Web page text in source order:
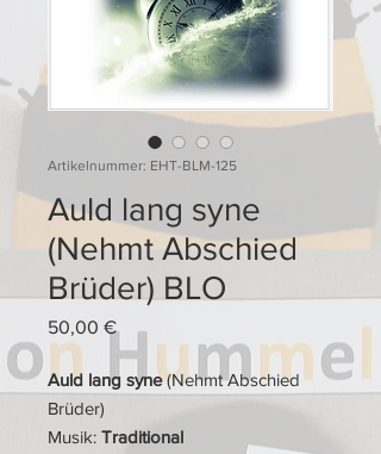
Artikelnummer: EHT-BLM-125
Auld lang syne
(Nehmt Abschied
Brüder) BLO
50,00 €Preis
Auld lang syne(Nehmt Abschied
Brüder)
Musik: Traditional